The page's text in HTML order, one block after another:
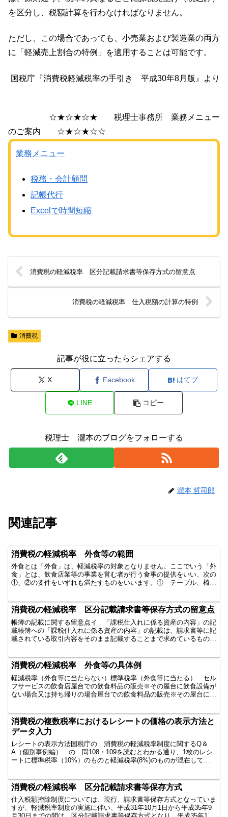
を区分し、税額計算を行わなければなりません。
ただし、この場合であっても、小売業および製造業の両方
に「軽減売上割合の特例」を適用することは可能です。
国税庁『消費税軽減税率の手引き 平成30年8月版』より
☆★☆★☆★ 税理士事務所 業務メニュー
のご案内 ☆★☆★☆☆
業務メニュー
税務・会計顧問
記帳代行
Excelで時間短縮
消費税の軽減税率 区分記載請求書等保存方式の留意点
消費税の軽減税率 仕入税額の計算の特例
消費税
記事が役に立ったらシェアする
X Facebook はてブ
LINE コピー
税理士 瀧本のブログをフォローする
瀧本 哲司郎
関連記事
消費税の軽減税率 外食等の範囲
外食とは「外食」は、軽減税率の対象となりません。ここでいう「外
食」とは、飲食店業等の事業を営む者が行う食事の提供をいい、次の
①、②の要件をいずれも満たすものをいいます。① テーブル、椅
消費税の軽減税率 区分記載請求書等保存方式の留意点
帳簿の記載に関する留意点イ 「課税仕入れに係る資産の内容」の記
載帳簿への「課税仕入れに係る資産の内容」の記載は、請求書等に記
載されている取引内容をそのまま記載することまで求めているもので
消費税の軽減税率 外食等の具体例
軽減税率（外食等に当たらない）標準税率（外食等に当たる） セル
フサービスの飲食店屋台での飲食料品の販売※その屋台に飲食設備が
ない場合又は持ち帰りの場合屋台での飲食料品の販売※その屋台に飲
消費税の複数税率におけるレシートの価格の表示方法と
データ入力
レシートの表示方法国税庁の 消費税の軽減税率制度に関するQ＆
A（個別事例編） の 問108・109を読むとわかる通り、1枚のレシ
ートに標準税率（10%）のものと軽減税率(8%)のものが混在してい
消費税の軽減税率 区分記載請求書等保存方式
仕入税額控除制度については、現行、請求書等保存方式となっていま
すが、軽減税率制度の実施に伴い、平成31年10月1日から平成35年9